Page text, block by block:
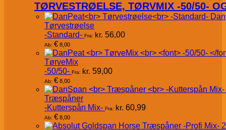
TØRVESTRØELSE, TØRVMIX -50/50-
Tørvestrøelse
-Standard- Fra: kr. 56,00
Ab: € 8,00
TørveMix
-50/50- Fra: kr. 59,00
Ab: € 8,00
Træspåner
-Kutterspån Mix- Fra: kr. 60,99
Ab: € 8,00